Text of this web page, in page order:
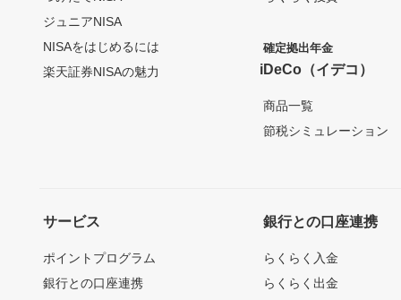
ジュニアNISA
NISAをはじめるには
楽天証券NISAの魅力
確定拠出年金
iDeCo（イデコ）
商品一覧
節税シミュレーション
サービス
ポイントプログラム
銀行との口座連携
銀行との口座連携
らくらく入金
らくらく出金